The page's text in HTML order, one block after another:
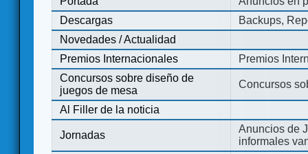
Descargas
Backups,
Novedades / Actualidad
Premios Internacionales
Premios
Concursos sobre diseño de
juegos de mesa
Concursos
Al Filler de la noticia
Jornadas
Anuncios de
informales